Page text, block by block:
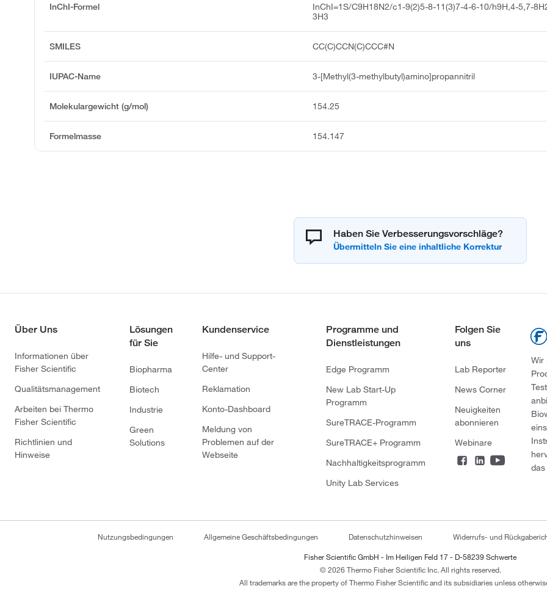
InChI-Formel
InChI=1S/C9H18N2/c1-9(2)5-8-11(3)7-4-6-10/h9H,4-5,7-
3H3
SMILES CC(C)CCN(C)CCC#N
IUPAC-Name 3-[Methyl(3-methylbutyl)amino]propannitril
Molekulargewicht (g/mol) 154.25
Formelmasse 154.147
Haben Sie Verbesserungsvorschläge?
Über Uns
Informationen über
Fisher Scientific
Qualitätsmanagement
Arbeiten bei Thermo
Fisher Scientific
Richtlinien und
Hinweise
Lösungen
für Sie
Biopharma
Biotech
Industrie
Green
Solutions
Kundenservice
Hilfe- und Support-
Center
Reklamation
Konto-Dashboard
Meldung von
Problemen auf der
Webseite
Programme und
Dienstleistungen
Edge Programm
New Lab Start-Up
Programm
SureTRACE-Programm
SureTRACE+ Programm
Nachhaltigkeitsprogramm
Unity Lab Services
Folgen Sie
uns
Lab Reporter
News Corner
Neuigkeiten
abonnieren
Webinare
Wir
Nutzungsbedingungen Allgemeine Geschäftsbedingungen Datenschutzhinweisen Widerrufs- und
Fisher Scientific GmbH - Im Heiligen Feld 17 - D-58239 Schwerte
© 2026 Thermo Fisher Scientific Inc. All rights reserved.
All trademarks are the property of Thermo Fisher Scientific and its subsidiaries unless